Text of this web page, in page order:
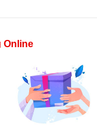
Online